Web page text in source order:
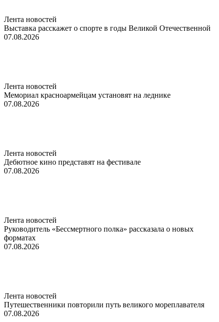
Лента новостей
Выставка расскажет о спорте в годы Великой Отечественной
07.08.2026
Лента новостей
Мемориал красноармейцам установят на леднике
07.08.2026
Лента новостей
Дебютное кино представят на фестивале
07.08.2026
Лента новостей
Руководитель «Бессмертного полка» рассказала о новых
форматах
07.08.2026
Лента новостей
Путешественники повторили путь великого мореплавателя
07.08.2026